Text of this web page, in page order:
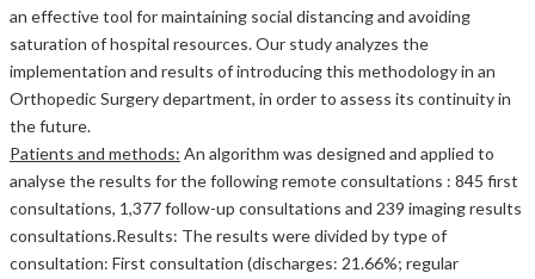
an effective tool for maintaining social distancing and avoiding
saturation of hospital resources. Our study analyzes the
implementation and results of introducing this methodology in an
Orthopedic Surgery department, in order to assess its continuity in
the future.
Patients and methods: An algorithm was designed and applied to
analyse the results for the following remote consultations : 845 first
consultations, 1,377 follow-up consultations and 239 imaging results
consultations.Results: The results were divided by type of
consultation: First consultation (discharges: 21.66%; regular